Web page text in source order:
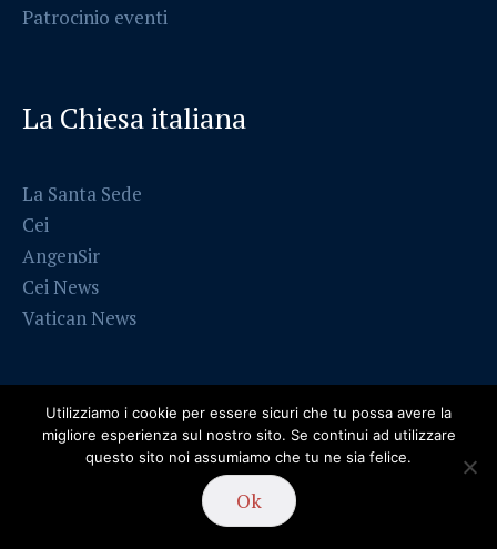
Patrocinio eventi
La Chiesa italiana
La Santa Sede
Cei
AngenSir
Cei News
Vatican News
Utilizziamo i cookie per essere sicuri che tu possa avere la
migliore esperienza sul nostro sito. Se continui ad utilizzare
questo sito noi assumiamo che tu ne sia felice.
Ok